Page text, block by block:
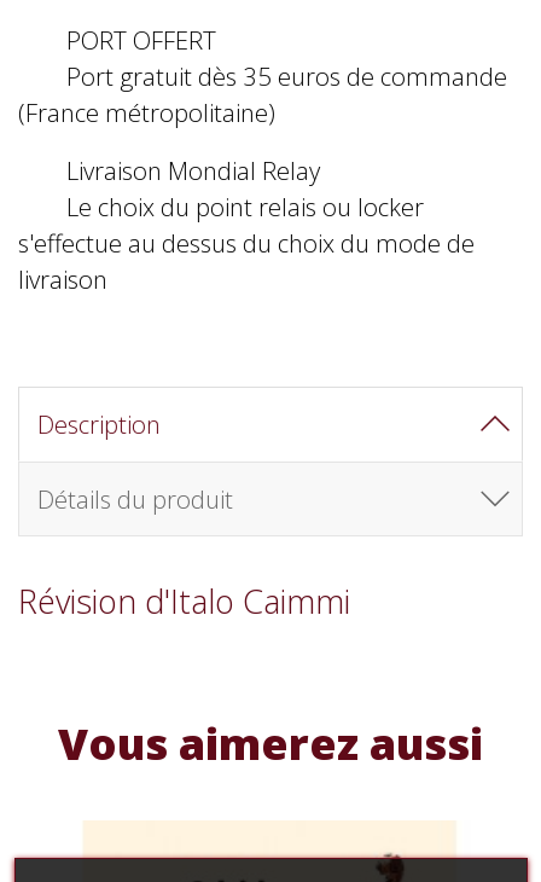
PORT OFFERT
Port gratuit dès 35 euros de commande
(France métropolitaine)
Livraison Mondial Relay
Le choix du point relais ou locker
s'effectue au dessus du choix du mode de
livraison
Description
Détails du produit
Révision d'Italo Caimmi
Vous aimerez aussi